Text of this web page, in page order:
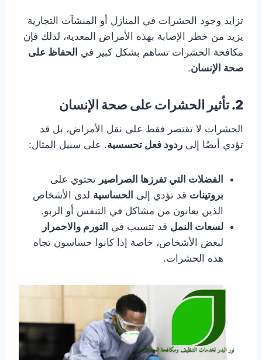
تزايد وجود الحشرات في المنازل أو المنشآت التجارية
يزيد من خطر الإصابة بهذه الأمراض المعدية، لذلك فإن
مكافحة الحشرات تساهم بشكل كبير في الحفاظ على
صحة الإنسان.
2. تأثير الحشرات على صحة الإنسان
الحشرات لا تقتصر فقط على نقل الأمراض، بل قد
تؤدي أيضًا إلى ردود فعل تحسسية. على سبيل المثال:
الفضلات التي تفرزها الصراصير تحتوي على
بروتينات قد تؤدي إلى الحساسية لدى الأشخاص
الذين يعانون من مشاكل في التنفس أو الربو.
لسعات النمل قد تتسبب في التورم والاحمرار
لبعض الأشخاص، خاصة إذا كانوا حساسون تجاه
هذه الحشرات.